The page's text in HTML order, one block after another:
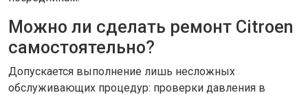
Можно ли сделать ремонт Citroen
самостоятельно?
Допускается выполнение лишь несложных
обслуживающих процедур: проверки давления в